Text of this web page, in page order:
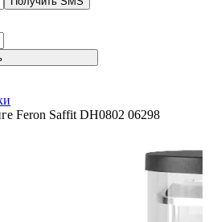
Feron Saffit DH0802 06298